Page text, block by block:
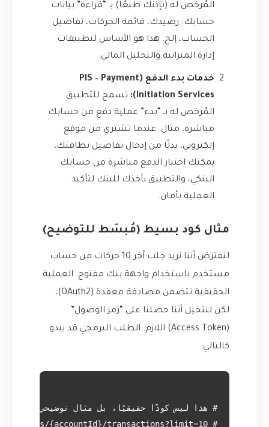
المُرخص له (بإذنك طبعًا) بـ “قراءة” بيانات
حسابك: رصيدك، قائمة الحركات، تفاصيل
الحساب، إلخ. هذا هو الأساس لتطبيقات
إدارة الميزانية والتحليل المالي.
خدمات بدء الدفع (PIS – Payment
Initiation Services):
تسمح للتطبيق
المُرخص له بـ “بدء” عملية دفع من حسابك
مباشرة. مثال: عندما تشتري من موقع
إلكتروني، بدلًا من إدخال تفاصيل بطاقتك،
يمكنك اختيار الدفع مباشرة من حسابك
البنكي، والتطبيق يأخذك للبنك لتأكيد
العملية بأمان.
مثال كود بسيط (مُبسّط للتوضيح)
لنفترض أننا نريد جلب آخر 10 حركات من حساب
مستخدم باستخدام واجهة بنك مفتوح. العملية
الحقيقية تتضمن مصادقة معقدة (OAuth2)،
لكن لنتخيل أننا حصلنا على “رمز الوصول”
(Access Token) اللازم. الطلب البرمجي قد يبدو
كالتالي: